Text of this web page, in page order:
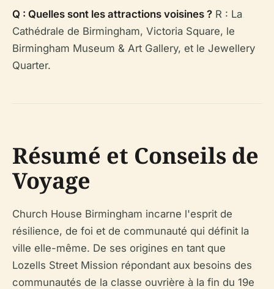
Q : Quelles sont les attractions voisines ? R : La
Cathédrale de Birmingham, Victoria Square, le
Birmingham Museum & Art Gallery, et le Jewellery
Quarter.
Résumé et Conseils de
Voyage
Church House Birmingham incarne l'esprit de
résilience, de foi et de communauté qui définit la
ville elle-même. De ses origines en tant que
Lozells Street Mission répondant aux besoins des
communautés de la classe ouvrière à la fin du 19e